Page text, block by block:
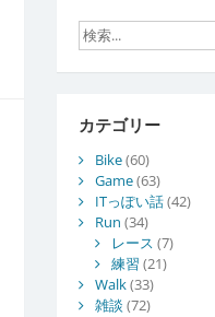
カテゴリー
Bike(60)
Game(63)
ITっぽい話(42)
Run (34)
レース (7)
練習 (21)
Walk(33)
雑談 (72)